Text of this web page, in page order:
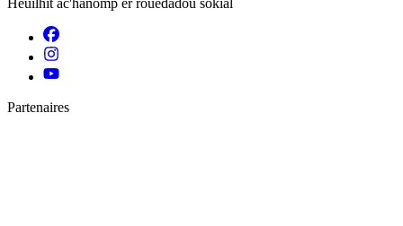
Heuilhit ac'hanomp er rouedadoù sokial
Partenaires